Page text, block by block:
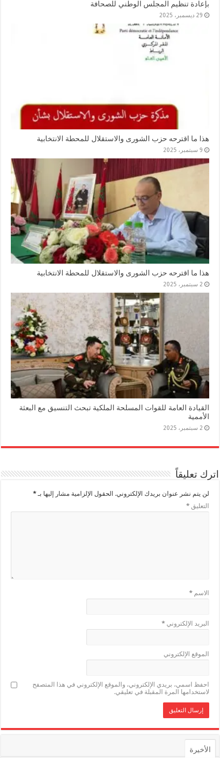
بإعادة تنظيم المجلس الوطني للصحافة
29 ديسمبر، 2025
هذا ما اقترحه حزب الشورى والاستقلال للمحطة الانتخابية
9 سبتمبر، 2025
هذا ما اقترحه حزب الشورى والاستقلال للمحطة الانتخابية
2 سبتمبر، 2025
القيادة العامة للقوات المسلحة الملكية تبحث التنسيق مع البعثة
الأممية
2 سبتمبر، 2025
اترك تعليقاً
لن يتم نشر عنوان بريدك الإلكتروني. الحقول الإلزامية مشار إليها بـ*
التعليق*
الاسم*
البريد الإلكتروني*
الموقع الإلكتروني
احفظ اسمي، بريدي الإلكتروني، والموقع الإلكتروني في هذا المتصفح
لاستخدامها المرة المقبلة في تعليقي.
الأخيرة